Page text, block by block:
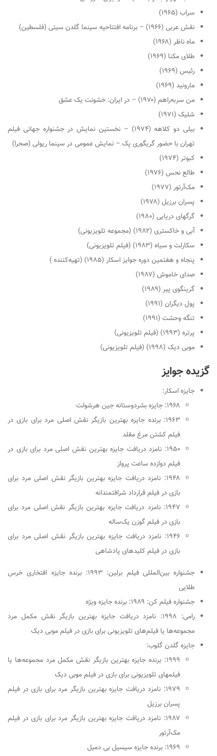
سراب (۱۹۶۵)
نقش عربی (۱۹۶۶) – برنامه افتتاحیه سینما گلدن سیتی (فلسطین)
ماه ناظر (۱۹۶۸)
طلای مکنا (۱۹۶۹)
رئیس (۱۹۶۹)
مارونید (۱۹۶۹)
من سربه‌راهم (۱۹۷۰) – در ایران: خشونت یک عشق
شلیک (۱۹۷۱)
بیلی دو کلاهه (۱۹۷۴) – نخستین نمایش در جشنواره جهانی فیلم
تهران با حضور گریگوری پک – نمایش عمومی در سینما ریولی (صحرا)
کبوتر (۱۹۷۴)
طالع نحس (۱۹۷۶)
مک‌آرتور (۱۹۷۷)
پسران برزیل (۱۹۷۸)
گرگهای دریایی (۱۹۸۰)
آبی و خاکستری (۱۹۸۲) (مجموعه تلویزیونی)
سکارلت و سیاه (۱۹۸۳) (فیلم تلویزیونی)
پنجاه و هفتمین دوره جوایز اسکار (۱۹۸۵) (تهیه‌کننده )
صدای خاموش (۱۹۸۷)
گرینگوی پیر (۱۹۸۹)
پول دیگران (۱۹۹۱)
تنگه وحشت (۱۹۹۱)
پرتره (۱۹۹۳) (فیلم تلویزیونی)
موبی دیک (۱۹۹۸) (فیلم تلویزیونی)
گزیده جوایز
جایزه اسکار:
۱۹۶۸: جایزه بشردوستانه جین هرشولت
۱۹۶۳: برنده جایزه بهترین بازیگر نقش اصلی مرد برای بازی در
فیلم کشتن مرغ مقلد
۱۹۵۰: نامزد دریافت جایزه بهترین نقش اصلی مرد برای بازی در
فیلم دوازده ساعت پرواز
۱۹۴۸: نامزد دریافت جایزه بهترین بازیگر نقش اصلی مرد برای
بازی در فیلم قرارداد شرافتمندانه
۱۹۴۷: نامزد دریافت جایزه بهترین بازیگر نقش اصلی مرد برای
بازی در فیلم گوزن یک‌ساله
۱۹۴۶: نامزد دریافت جایزه بهترین بازیگر نقش اصلی مرد برای
بازی در فیلم کلیدهای پادشاهی
جشنواره بین‌المللی فیلم برلین: ۱۹۹۳: برنده جایزه افتخاری خرس
طلایی
جشنواره فیلم کن: ۱۹۸۹: برنده جایزه ویژه
رامی: ۱۹۹۸: نامزد دریافت جایزه بهترین بازیگر نقش مکمل مرد
مجموعه‌ها یا فیلم‌های تلویزیونی برای بازی در فیلم موبی دیک
جایزه گلدن گلوب:
۱۹۹۹: برنده جایزه بهترین بازیگر نقش مکمل مرد مجموعه‌ها یا
فیلمهای تلویزیونی برای بازی در فیلم موبی دیک
۱۹۷۹: نامزد دریافت جایزه بهترین بازیگر مرد برای بازی در فیلم
پسران برزیل
۱۹۸۷: نامزد دریافت جایزه بهترین بازیگر مرد برای بازی در فیلم
مک‌آرتور
۱۹۶۹: برنده جایزه سیسیل بی دمیل